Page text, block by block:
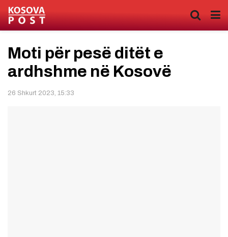
Moti për pesë ditët e
ardhshme në Kosovë
26 Shkurt 2023, 15:33